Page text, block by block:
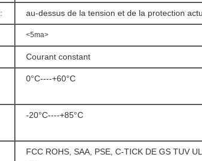
au-dessus de la tension et de la protection
<5ma>
Courant constant
0°C----+60°C
-20°C----+85°C
FCC ROHS, SAA, PSE, C-TICK DE GS TUV